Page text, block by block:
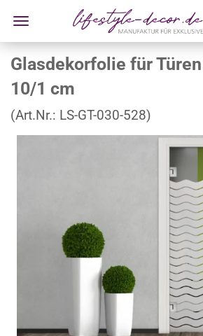
Glasdekorfolie für
10/1 cm
(Art.Nr.: LS-GT-030-528)